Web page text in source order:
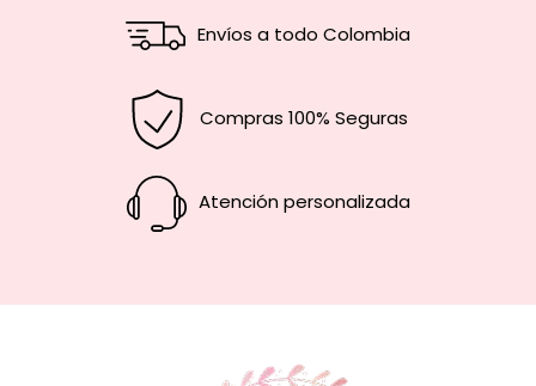
Envíos a todo Colombia
Compras 100% Seguras
Atención personalizada